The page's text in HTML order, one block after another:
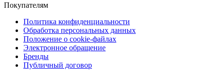
Покупателям
Политика конфиденциальности
Обработка персональных данных
Положение о cookie-файлах
Электронное обращение
Бренды
Публичный договор